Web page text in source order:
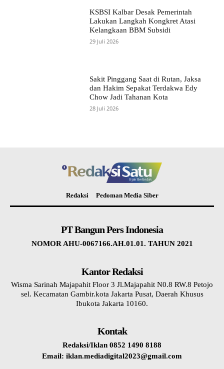
KSBSI Kalbar Desak Pemerintah
Lakukan Langkah Kongkret Atasi
Kelangkaan BBM Subsidi
29 Juli 2026
Sakit Pinggang Saat di Rutan, Jaksa
dan Hakim Sepakat Terdakwa Edy
Chow Jadi Tahanan Kota
28 Juli 2026
Redaksi Pedoman Media Siber
PT Bangun Pers Indonesia
NOMOR AHU-0067166.AH.01.01. TAHUN 2021
Kantor Redaksi
Wisma Sarinah Majapahit Floor 3 Jl.Majapahit N0.8 RW.8 Petojo
sel. Kecamatan Gambir.kota Jakarta Pusat, Daerah Khusus
Ibukota Jakarta 10160.
Kontak
Redaksi/Iklan 0852 1490 8188
Email: iklan.mediadigital2023@gmail.com